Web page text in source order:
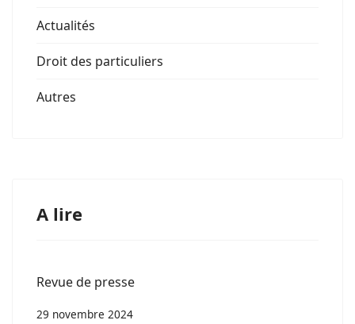
Actualités
Droit des particuliers
Autres
A lire
Revue de presse
29 novembre 2024